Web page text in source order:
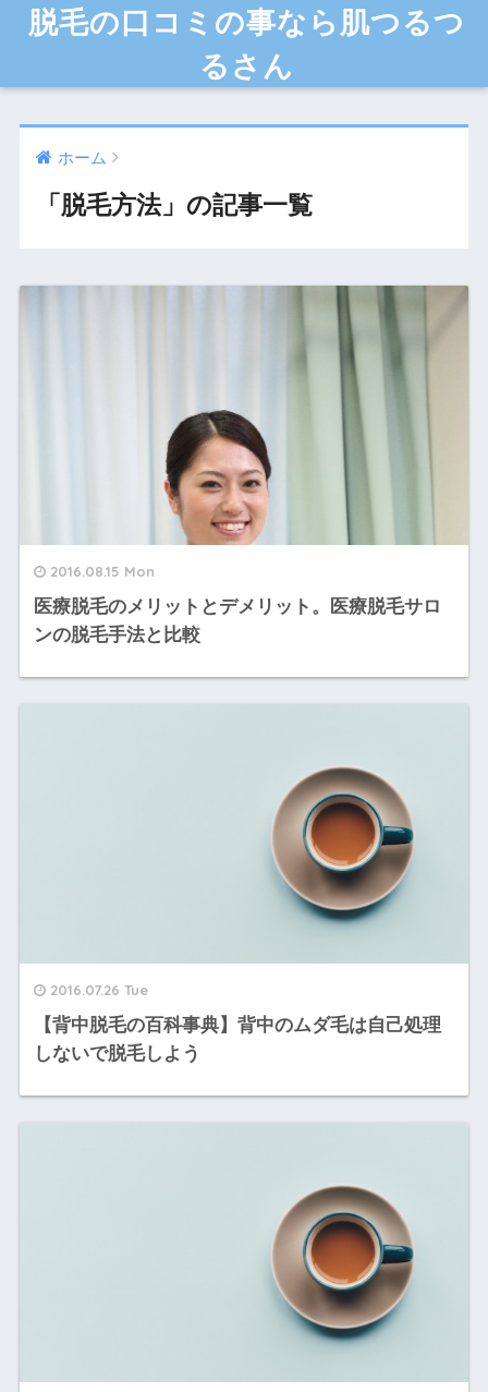
脱毛の口コミの事なら肌つるつ
るさん
ホーム
「脱毛方法」の記事一覧
2016.08.15 Mon
医療脱毛のメリットとデメリット。医療脱毛サロ
ンの脱毛手法と比較
2016.07.26 Tue
【背中脱毛の百科事典】背中のムダ毛は自己処理
しないで脱毛しよう